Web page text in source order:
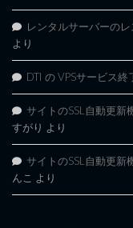
レンタルサーバーの
より
DTI の VPSサービス
サイトのSSL自動更新
すがり より
サイトのSSL自動更新
んこ より